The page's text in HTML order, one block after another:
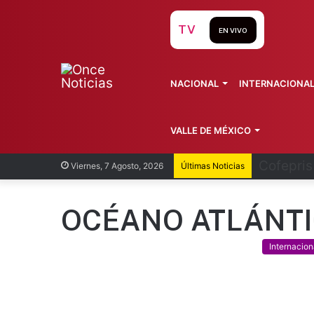
Viernes, 7 Agosto, 2026 Últimas Noticias
TV EN VIVO
NACIONAL INTERNACIONAL
VALLE DE MÉXICO
OCÉANO